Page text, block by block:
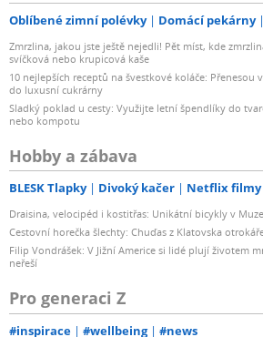
Oblíbené zimní polévky Domácí pekárny
Zmrzlina, jakou jste ještě nejedli! Pět míst, kde
svíčková nebo krupicová kaše
10 nejlepších receptů na švestkové koláče: Přenesou
do luxusní cukrárny
Sladký poklad u cesty: Využijte letní špendlíky do
nebo kompotu
Hobby a zábava
BLESK Tlapky Divoký kačer Netflix filmy
Draisina, velocipéd i kostitřas: Unikátní bicykly v
Cestovní horečka šlechty: Chuďas z Klatovska
Filip Vondrášek: V Jižní Americe si lidé plují životem
neřeší
Pro generaci Z
#inspirace #wellbeing #news